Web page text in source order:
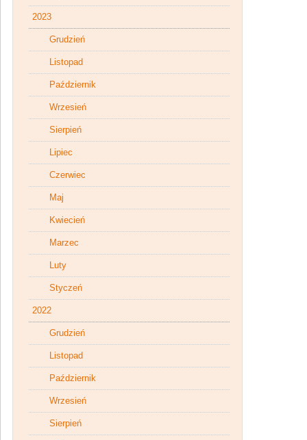
2023
Grudzień
Listopad
Październik
Wrzesień
Sierpień
Lipiec
Czerwiec
Maj
Kwiecień
Marzec
Luty
Styczeń
2022
Grudzień
Listopad
Październik
Wrzesień
Sierpień